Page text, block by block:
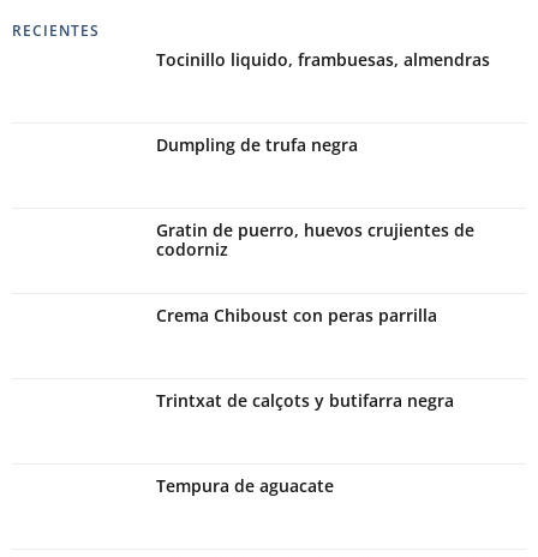
RECIENTES
Tocinillo liquido, frambuesas, almendras
Dumpling de trufa negra
Gratin de puerro, huevos crujientes de
codorniz
Crema Chiboust con peras parrilla
Trintxat de calçots y butifarra negra
Tempura de aguacate